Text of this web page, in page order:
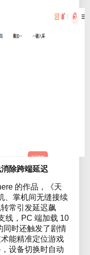
除跨端延迟
的作品，《天
、掌机间无缝接续
常引发延迟飙
线，PC 端加载 10
同时还触发了剧情
能精准定位游戏
设备切换时自动